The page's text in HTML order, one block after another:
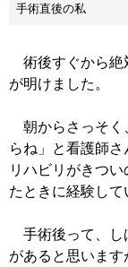
手術直後の私
術後すぐから絶
が明けました。
朝からさっそく
らね」と看護師
リハビリがきつ
たときに経験し
手術後って、し
があると思いま